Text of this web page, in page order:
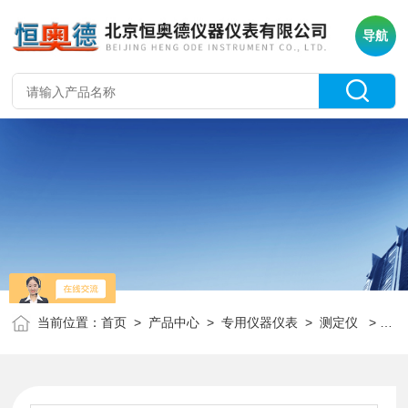
导航
当前位置：首页 > 产品中心 >专用仪器仪表 >测定仪 > HAD-105安息角测定仪